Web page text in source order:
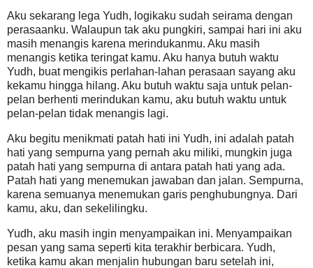
Aku sekarang lega Yudh, logikaku sudah seirama dengan
perasaanku. Walaupun tak aku pungkiri, sampai hari ini aku
masih menangis karena merindukanmu. Aku masih
menangis ketika teringat kamu. Aku hanya butuh waktu
Yudh, buat mengikis perlahan-lahan perasaan sayang aku
kekamu hingga hilang. Aku butuh waktu saja untuk pelan-
pelan berhenti merindukan kamu, aku butuh waktu untuk
pelan-pelan tidak menangis lagi.
Aku begitu menikmati patah hati ini Yudh, ini adalah patah
hati yang sempurna yang pernah aku miliki, mungkin juga
patah hati yang sempurna di antara patah hati yang ada.
Patah hati yang menemukan jawaban dan jalan. Sempurna,
karena semuanya menemukan garis penghubungnya. Dari
kamu, aku, dan sekelilingku.
Yudh, aku masih ingin menyampaikan ini. Menyampaikan
pesan yang sama seperti kita terakhir berbicara. Yudh,
ketika kamu akan menjalin hubungan baru setelah ini,